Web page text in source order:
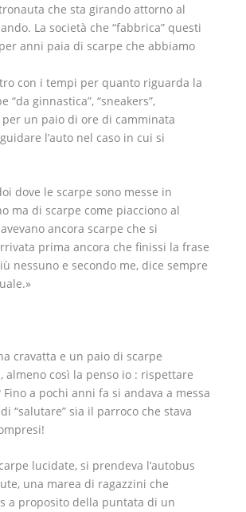
che sta girando attorno al
La società che “fabbrica” questi
anni paia di scarpe che abbiamo
con i tempi per quanto riguarda la
ginnastica”, “sneakers”,
per un paio di ore di camminata
l’auto nel caso in cui si
dove le scarpe sono messe in
ma di scarpe come piacciono al
ancora scarpe che si
prima ancora che finissi la frase
nessuno e secondo me, dice sempre
cravatta e un paio di scarpe
così la penso io : rispettare
a pochi anni fa si andava a messa
“salutare” sia il parroco che stava
lucidate, si prendeva l’autobus
una marea di ragazzini che
a proposito della puntata di un